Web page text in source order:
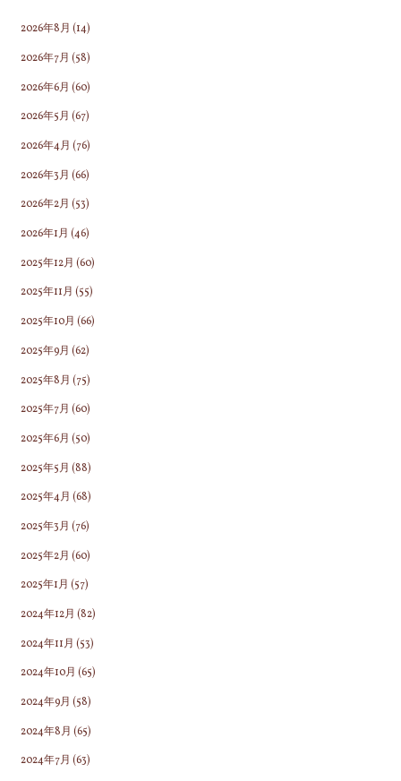
い
と
同
で
す"
2026年8月 (14)
2026年7月 (58)
2026年6月 (60)
2026年5月 (67)
2026年4月 (76)
2026年3月 (66)
2026年2月 (53)
2026年1月 (46)
2025年12月 (60)
2025年11月 (55)
2025年10月 (66)
2025年9月 (62)
2025年8月 (75)
2025年7月 (60)
2025年6月 (50)
2025年5月 (88)
2025年4月 (68)
2025年3月 (76)
2025年2月 (60)
2025年1月 (57)
2024年12月 (82)
2024年11月 (53)
2024年10月 (65)
2024年9月 (58)
2024年8月 (65)
2024年7月 (63)